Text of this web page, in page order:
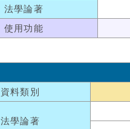
法學論著
使用功能
資料類別
法學論著